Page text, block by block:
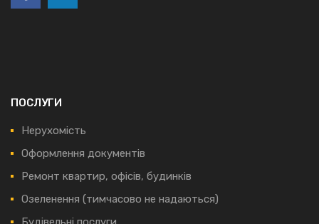
ПОСЛУГИ
Нерухомість
Оформлення документів
Ремонт квартир, офісів, будинків
Озеленення (тимчасово не надаються)